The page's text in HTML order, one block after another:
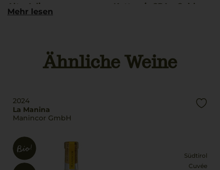
Alto Adige
Rebsorten
Trinktemperatur
10 °C
13,5 % Vol.
Kettmeir SPA - Caldaro
Füllmenge
Mehr lesen
Ähnliche Weine
2024
La Manina
Manincor GmbH
Südtirol
Cuvée